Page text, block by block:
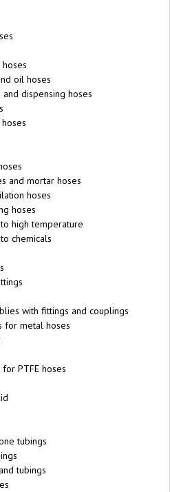
oil hoses
dispensing hoses
and mortar hoses
hoses
hoses
high temperature
chemicals
with fittings and couplings
for metal hoses
PTFE hoses
tubings
tubings